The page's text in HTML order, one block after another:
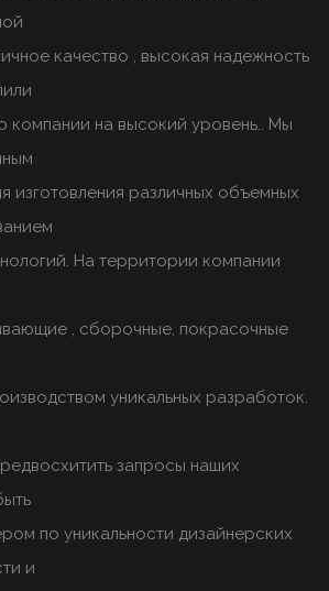
качество , высокая надежность
компании на высокий уровень.. Мы
изготовления различных объемных
На территории компании
, сборочные, покрасочные
уникальных разработок.
запросы наших
по уникальности дизайнерских
и